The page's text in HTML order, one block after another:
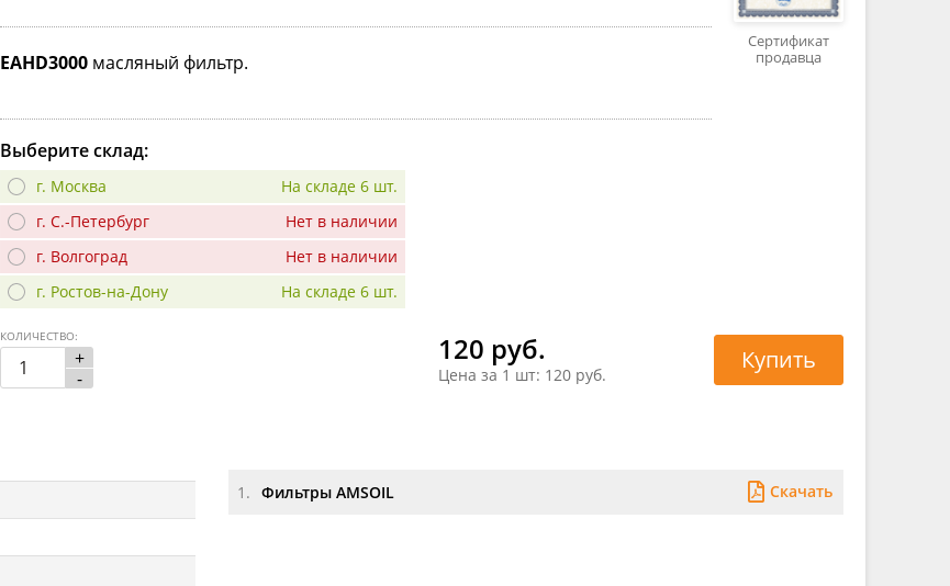
EAHD3000 масляный фильтр.
Сертификат
продавца
Выберите склад:
г. Москва
На складе 6 шт.
г. С.-Петербург
Нет в наличии
г. Волгоград
Нет в наличии
г. Ростов-на-Дону
На складе 6 шт.
120 руб.
Цена за 1 шт: 120 руб.
+
-
КОЛИЧЕСТВО:
Купить
1. Фильтры AMSOIL Скачать